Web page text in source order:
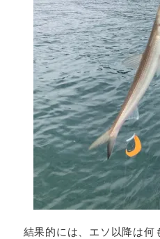
結果的には、エソ以降は何